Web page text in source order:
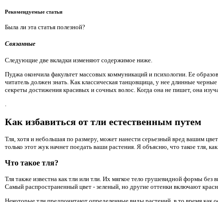
Рекомендуемые статьи
Была ли эта статья полезной?
Связанные
Следующие две вкладки изменяют содержимое ниже.
Пуджа окончила факультет массовых коммуникаций и психологии. Ее
читатель должен знать. Как классическая танцовщица, у нее длинные
секреты достижения красивых и сочных волос. Когда она не пишет, она
.
Как избавиться от тли естественным путем
Тля, хотя и небольшая по размеру, может нанести серьезный вред вашим
только этот жук начнет поедать ваши растения. Я объясню, что такое тля,
Что такое тля?
Тля также известна как тли или тли. Их мягкое тело грушевидной формы
Самый распространенный цвет - зеленый, но другие оттенки включают